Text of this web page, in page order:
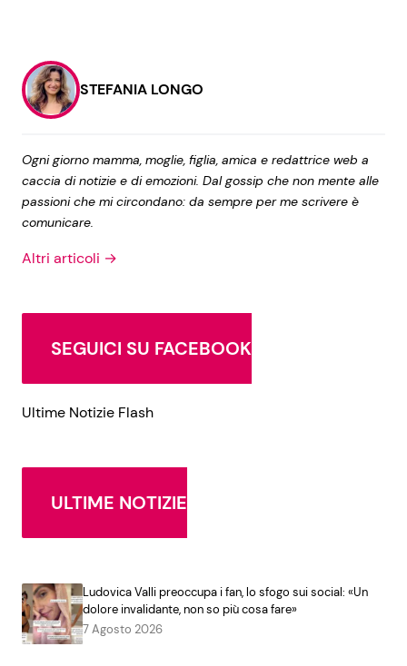
STEFANIA LONGO
Ogni giorno mamma, moglie, figlia, amica e redattrice web a
caccia di notizie e di emozioni. Dal gossip che non mente alle
passioni che mi circondano: da sempre per me scrivere è
comunicare.
Altri articoli →
SEGUICI SU FACEBOOK
Ultime Notizie Flash
ULTIME NOTIZIE
Ludovica Valli preoccupa i fan, lo sfogo sui social: «Un
dolore invalidante, non so più cosa fare»
7 Agosto 2026